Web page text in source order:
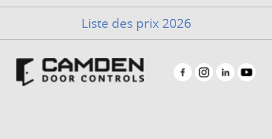
Liste des prix 2026